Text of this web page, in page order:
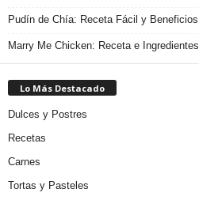
Pudín de Chía: Receta Fácil y Beneficios
Marry Me Chicken: Receta e Ingredientes
Lo Más Destacado
Dulces y Postres
Recetas
Carnes
Tortas y Pasteles